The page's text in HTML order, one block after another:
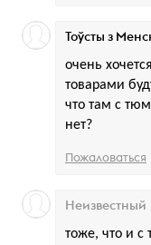
очень
товарами
что там с
нет?
Тоўсты з
Пожаловаться
тоже, что и
Неизвестный